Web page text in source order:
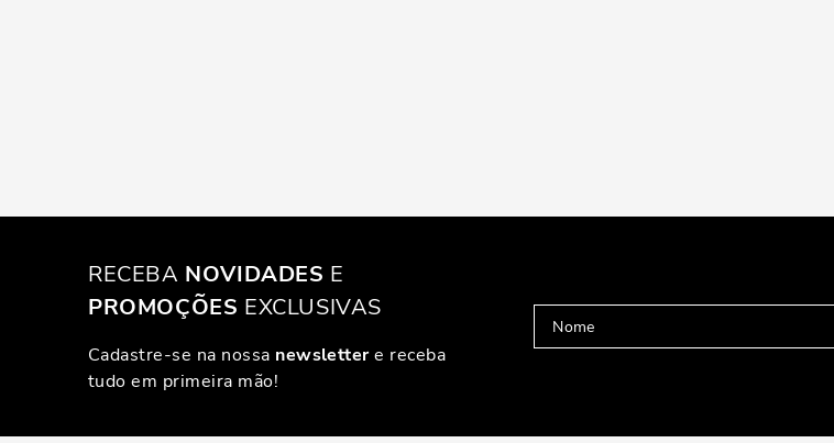
RECEBA NOVIDADES E
PROMOÇÕES EXCLUSIVAS
Cadastre-se na nossa newslettere receba
tudo em primeira mão!